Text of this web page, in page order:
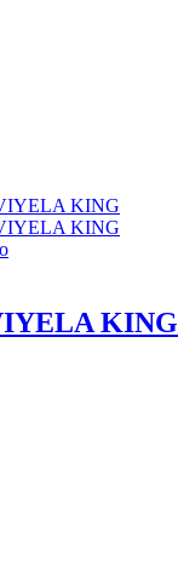
KING